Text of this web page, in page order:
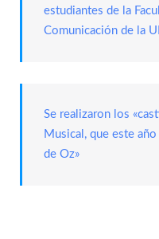
estudiantes de la
Comunicación de la
Se realizaron los
Musical, que este
de Oz»